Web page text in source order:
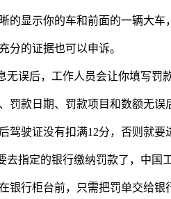
的显示你的车和前面的一辆大
分的证据也可以申诉。
无误后，工作人员会让你填写罚
罚款日期、罚款项目和数额无误
驾驶证没有扣满12分，否则就要
去指定的银行缴纳罚款了，中国
银行柜台前，只需把罚单交给银